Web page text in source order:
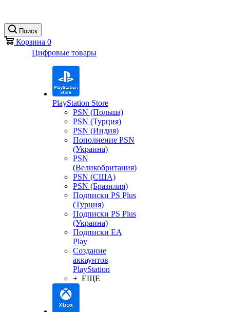
Поиск
Корзина 0
Цифровые товары
PlayStation Store
PSN (Польша)
PSN (Турция)
PSN (Индия)
Пополнение PSN
(Украина)
PSN
(Великобритания)
PSN (США)
PSN (Бразилия)
Подписки PS Plus
(Турция)
Подписки PS Plus
(Украина)
Подписки EA
Play
Создание
аккаунтов
PlayStation
+ ЕЩЕ